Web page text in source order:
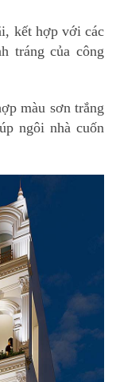
kết hợp với các
tráng của công
màu sơn trắng
ngôi nhà cuốn